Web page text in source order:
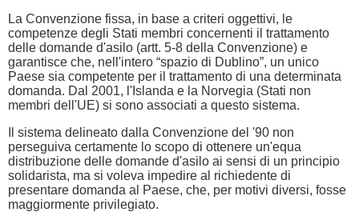
La Convenzione fissa, in base a criteri oggettivi, le
competenze degli Stati membri concernenti il trattamento
delle domande d'asilo (artt. 5-8 della Convenzione) e
garantisce che, nell'intero “spazio di Dublino”, un unico
Paese sia competente per il trattamento di una determinata
domanda. Dal 2001, l'Islanda e la Norvegia (Stati non
membri dell'UE) si sono associati a questo sistema.
Il sistema delineato dalla Convenzione del '90 non
perseguiva certamente lo scopo di ottenere un'equa
distribuzione delle domande d'asilo ai sensi di un principio
solidarista, ma si voleva impedire al richiedente di
presentare domanda al Paese, che, per motivi diversi, fosse
maggiormente privilegiato.